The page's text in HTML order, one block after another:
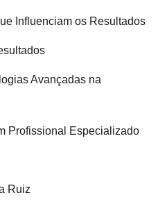
Influenciam os Resultados
Avançadas na
Profissional Especializado
Ruiz